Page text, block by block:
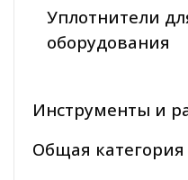
Уплотнители
оборудования
Инструменты и
Общая категория